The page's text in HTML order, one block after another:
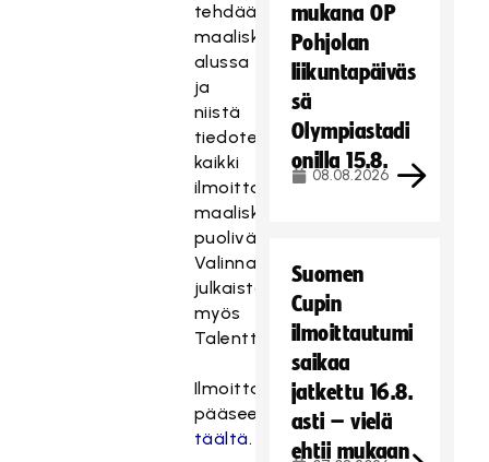
tehdään
maaliskuun
alussa
ja
niistä
tiedotetaan
kaikki
ilmoittautuneita
maaliskuun
puolivälissä.
Valinnat
julkaistaan
myös
Talenttileirisivustolla.
Ilmoittautumaan
pääsee
täältä.
mukana OP
Pohjolan
liikuntapäiväs
sä
Olympiastadi
onilla 15.8.
08.08.2026
Suomen
Cupin
ilmoittautumi
saikaa
jatkettu 16.8.
asti – vielä
ehtii mukaan